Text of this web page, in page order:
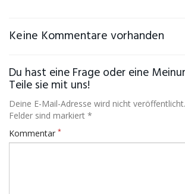
Keine Kommentare vorhanden
Du hast eine Frage oder eine
Teile sie mit uns!
Deine E-Mail-Adresse wird nicht
Felder sind markiert *
Kommentar *